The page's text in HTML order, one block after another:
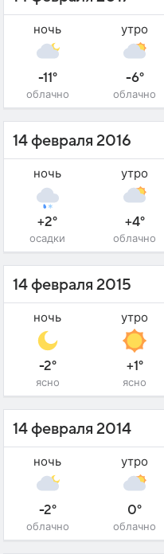
ночь
-11°
облачно
утро
-6°
облачно
14 февраля 2016
ночь
+2°
осадки
утро
+4°
облачно
14 февраля 2015
ночь
-2°
ясно
утро
+1°
ясно
14 февраля 2014
ночь
-2°
облачно
утро
0°
облачно